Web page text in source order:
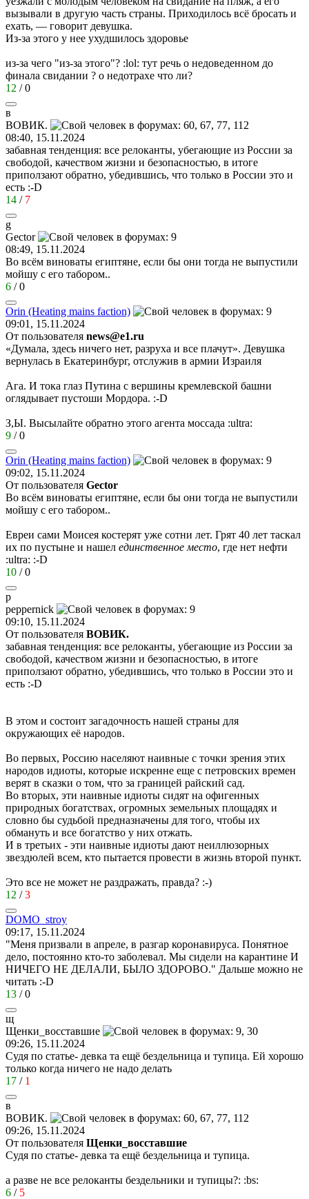
вызывали в другую часть страны. Приходилось всё бросать и
ехать, — говорит девушка.
Из-за этого у нее ухудшилось здоровье
из-за чего "из-за этого"? :lol: тут речь о недоведенном до
финала свидании ? о недотрахе что ли?
12 /0
в
ВОВИК.
08:40, 15.11.2024
забавная тенденция: все релоканты, убегающие из России за
свободой, качеством жизни и безопасностью, в итоге
приползают обратно, убедившись, что только в России это и
есть :-D
14 / 7
g
Gector
08:49, 15.11.2024
Во всём виноваты египтяне, если бы они тогда не выпустили
мойшу с его табором..
6 /0
Orin (Heating mains faction)
09:01, 15.11.2024
От пользователя news@e1.ru
«Думала, здесь ничего нет, разруха и все плачут». Девушка
вернулась в Екатеринбург, отслужив в армии Израиля
Ага. И тока глаз Путина с вершины кремлевской башни
оглядывает пустоши Мордора. :-D
З,Ы. Высылайте обратно этого агента моссада :ultra:
9 /0
Orin (Heating mains faction)
09:02, 15.11.2024
От пользователя Gector
Во всём виноваты египтяне, если бы они тогда не выпустили
мойшу с его табором..
Евреи сами Моисея костерят уже сотни лет. Грят 40 лет таскал
их по пустыне и нашел единственное место, где нет нефти
:ultra: :-D
10 /0
p
peppernick
09:10, 15.11.2024
От пользователя ВОВИК.
забавная тенденция: все релоканты, убегающие из России за
свободой, качеством жизни и безопасностью, в итоге
приползают обратно, убедившись, что только в России это и
есть :-D
В этом и состоит загадочность нашей страны для
окружающих её народов.
Во первых, Россию населяют наивные с точки зрения этих
народов идиоты, которые искренне еще с петровских времен
верят в сказки о том, что за границей райский сад.
Во вторых, эти наивные идиоты сидят на офигенных
природных богатствах, огромных земельных площадях и
словно бы судьбой предназначены для того, чтобы их
обмануть и все богатство у них отжать.
И в третьих - эти наивные идиоты дают неиллюзорных
звездюлей всем, кто пытается провести в жизнь второй пункт.
Это все не может не раздражать, правда? :-)
12 /3
DOMO_stroy
09:17, 15.11.2024
"Меня призвали в апреле, в разгар коронавируса. Понятное
дело, постоянно кто-то заболевал. Мы сидели на карантине И
НИЧЕГО НЕ ДЕЛАЛИ, БЫЛО ЗДОРОВО." Дальше можно не
читать :-D
13 /0
щ
Щенки восставшие
09:26, 15.11.2024
Судя по статье- девка та ещё бездельница и тупица. Ей хорошо
только когда ничего не надо делать
17 / 1
в
ВОВИК.
09:26, 15.11.2024
От пользователя Щенки_восставшие
Судя по статье- девка та ещё бездельница и тупица.
а разве не все релоканты бездельники и тупицы?: :bs:
6 / 5